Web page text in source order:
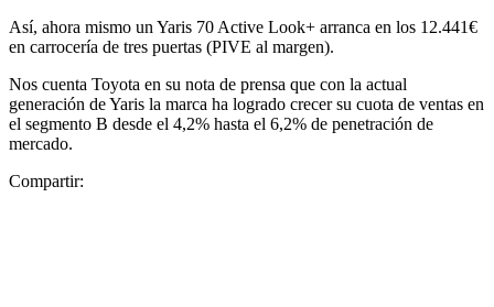
Así, ahora mismo un Yaris 70 Active Look+ arranca en los 12.441€
en carrocería de tres puertas (PIVE al margen).
Nos cuenta Toyota en su nota de prensa que con la actual
generación de Yaris la marca ha logrado crecer su cuota de ventas en
el segmento B desde el 4,2% hasta el 6,2% de penetración de
mercado.
Compartir: